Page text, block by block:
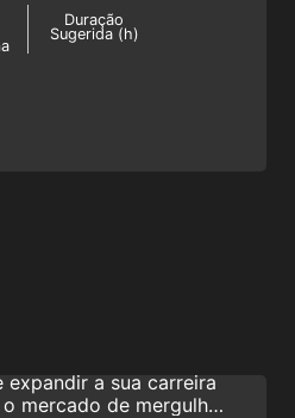
Duração
Sugerida (h)
a sua carreira
mercado de mergulho